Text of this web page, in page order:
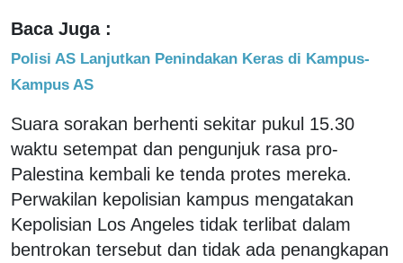
Baca Juga :
Polisi AS Lanjutkan Penindakan Keras di Kampus-
Kampus AS
Suara sorakan berhenti sekitar pukul 15.30
waktu setempat dan pengunjuk rasa pro-
Palestina kembali ke tenda protes mereka.
Perwakilan kepolisian kampus mengatakan
Kepolisian Los Angeles tidak terlibat dalam
bentrokan tersebut dan tidak ada penangkapan